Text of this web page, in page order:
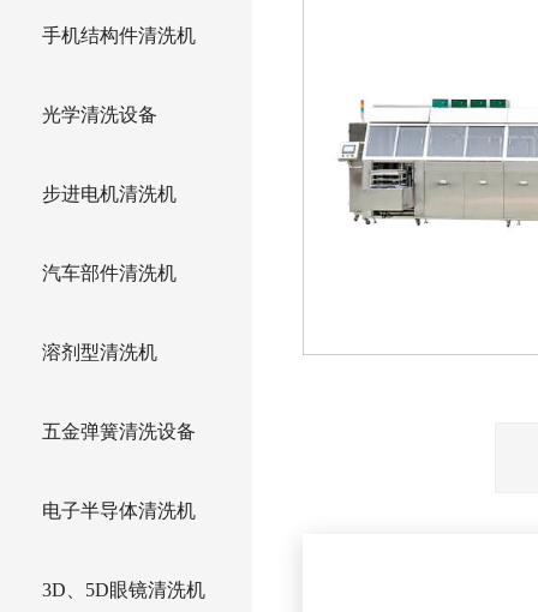
手机结构件清洗机
光学清洗设备
步进电机清洗机
汽车部件清洗机
溶剂型清洗机
五金弹簧清洗设备
电子半导体清洗机
3D、5D眼镜清洗机